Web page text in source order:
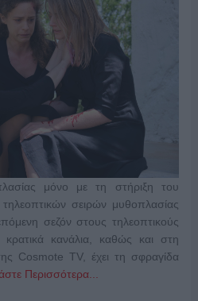
μόνο με τη στήριξη του
σειρών μυθοπλασίας
σεζόν στους τηλεοπτικούς
κρατικά κανάλια, καθώς και στη
Cosmote TV, έχει τη σφραγίδα
Περισσότερα...